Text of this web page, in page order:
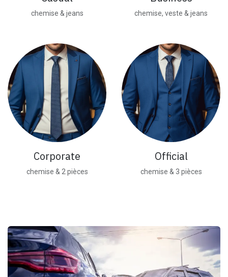
chemise & jeans chemise, veste & jeans
Corporate
chemise & 2 pièces
Official
chemise & 3 pièces